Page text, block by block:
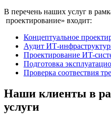
В перечень наших услуг в
проектирование» входит:
Концептуальное
Аудит ИТ-
Проектирование ИT-
Подготовка
Проверка соотвествия
Наши клиенты в
услуги